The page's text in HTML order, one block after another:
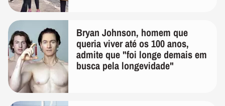
Bryan Johnson, homem que
queria viver até os 100 anos,
admite que "foi longe demais em
busca pela longevidade"